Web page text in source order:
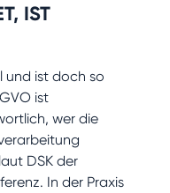
IST
und ist doch so
ist
wer die
DSK der
In der Praxis